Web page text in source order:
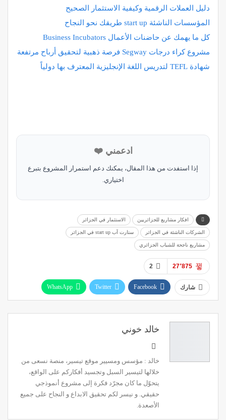
دليل العملات الرقمية وكيفية الاستثمار الصحيح
المؤسسات الناشئة start up طريقك نحو النجاح
كل ما يهمك عن حاضنات الأعمال Business Incubators
مشروع كراء درجات Segway فرصة ذهبية لتحقيق أرباح مرتفعة
شهادة TEFL لتدريس اللغة الإنجليزية المعترف بها دولياً
ادعمني ❤️
إذا استفدت من هذا المقال، يمكنك دعم استمرار المشروع بتبرع
اختياري.
افكار مشاريع للجزائريين الاستثمار في الجزائر
الشركات الناشئة في الجزائر ستارت آب start up في الجزائر
مشاريع ناجحة للشباب الجزائري
2 27٬875
شارك Facebook
Twitter
WhatsApp
خالد خوني
خالد : مؤسس ومسيير موقع تيسير، منصة نسعى من
خلالها لتيسير السبل وتجسيد أفكاركم على الواقع،
يتحوّل ما كان مجرّد فكرة إلى مشروع أنموذجي
حقيقي. و نيسر لكم تحقيق الابداع و النجاح على جميع
الأصعدة.